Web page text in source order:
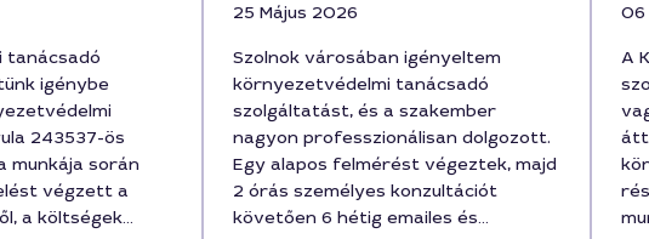
tanácsadó
igénybe
243537-ös
munkája során
végzett a
a költségek
25 Május 2026
Szolnok városában igényeltem
környezetvédelmi tanácsadó
szolgáltatást, és a szakember
nagyon professzionálisan dolgozott.
Egy alapos felmérést végeztek, majd
2 órás személyes konzultációt
követően 6 hétig emailes és
06
A